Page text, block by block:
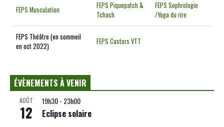
FEPS Musculation
FEPS Piquepatch &
Tchach
FEPS Sophrologie
/Yoga du rire
FEPS Théâtre (en sommeil
en oct 2022)
FEPS Castors VTT
ÉVÈNEMENTS À VENIR
AOÛT
12
19h30- 23h00
Eclipse solaire